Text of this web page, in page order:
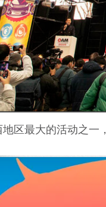
区最大的活动之一